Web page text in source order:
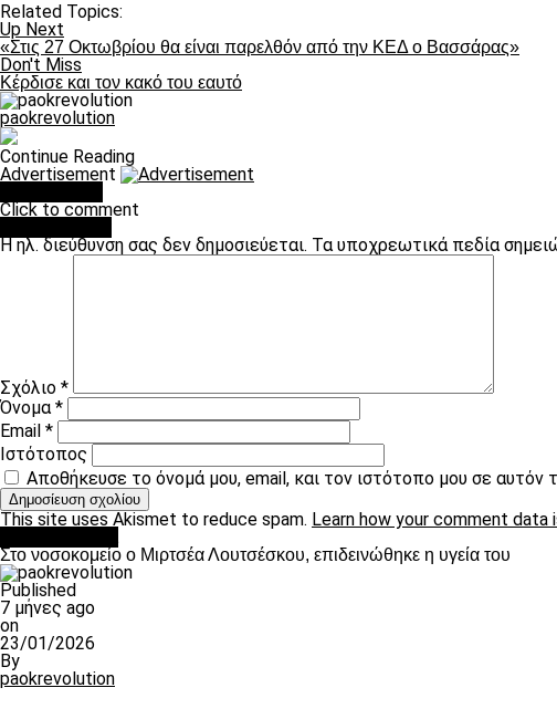
Related Topics:
Up Next
«Στις 27 Οκτωβρίου θα είναι παρελθόν από την ΚΕΔ ο Βασσάρας»
Don't Miss
Κέρδισε και τον κακό του εαυτό
paokrevolution
Continue Reading
Advertisement
Click to comment
Η ηλ. διεύθυνση σας δεν δημοσιεύεται. Τα υποχρεωτικά πεδία
Σχόλιο *
Όνομα*
Email *
Ιστότοπος
Αποθήκευσε το όνομά μου, email, και τον ιστότοπο μου σε
This site uses Akismet to reduce spam. Learn how your comment data
Στο νοσοκομείο ο Μιρτσέα Λουτσέσκου, επιδεινώθηκε η υγεία του
Published
7 μήνες ago
on
23/01/2026
By
paokrevolution